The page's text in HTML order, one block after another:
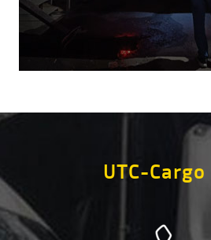
UTC-Cargo